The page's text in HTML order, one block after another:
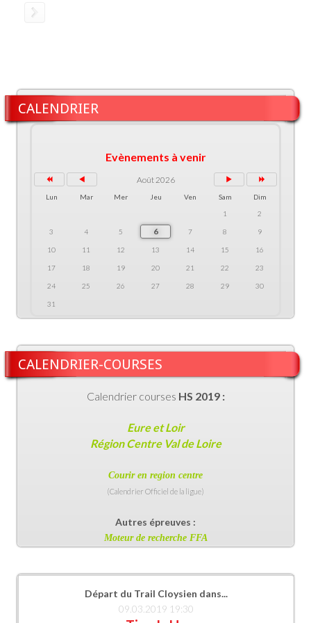
CALENDRIER
Evènements à venir
Août 2026
Lun Mar Mer Jeu Ven Sam
Dim
1
2
3 4 5 6 7 8 9
10 11 12 13 14 15 16
17 18 19 20 21 22 23
24 25 26 27 28 29 30
31
CALENDRIER-COURSES
Calendrier courses HS 2019 :
Eure et Loir
Région Centre Val de Loire
Courir en region centre
(Calendrier Officiel de la ligue)
Autres épreuves :
Moteur de recherche FFA
Départ du Trail Cloysien dans...
09.03.2019 19:30